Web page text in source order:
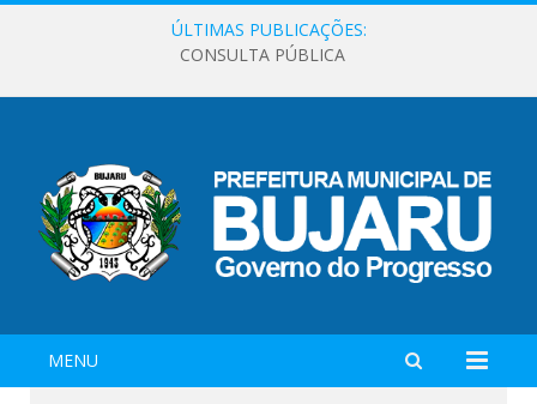
ÚLTIMAS PUBLICAÇÕES:
CONSULTA PÚBLICA
MENU